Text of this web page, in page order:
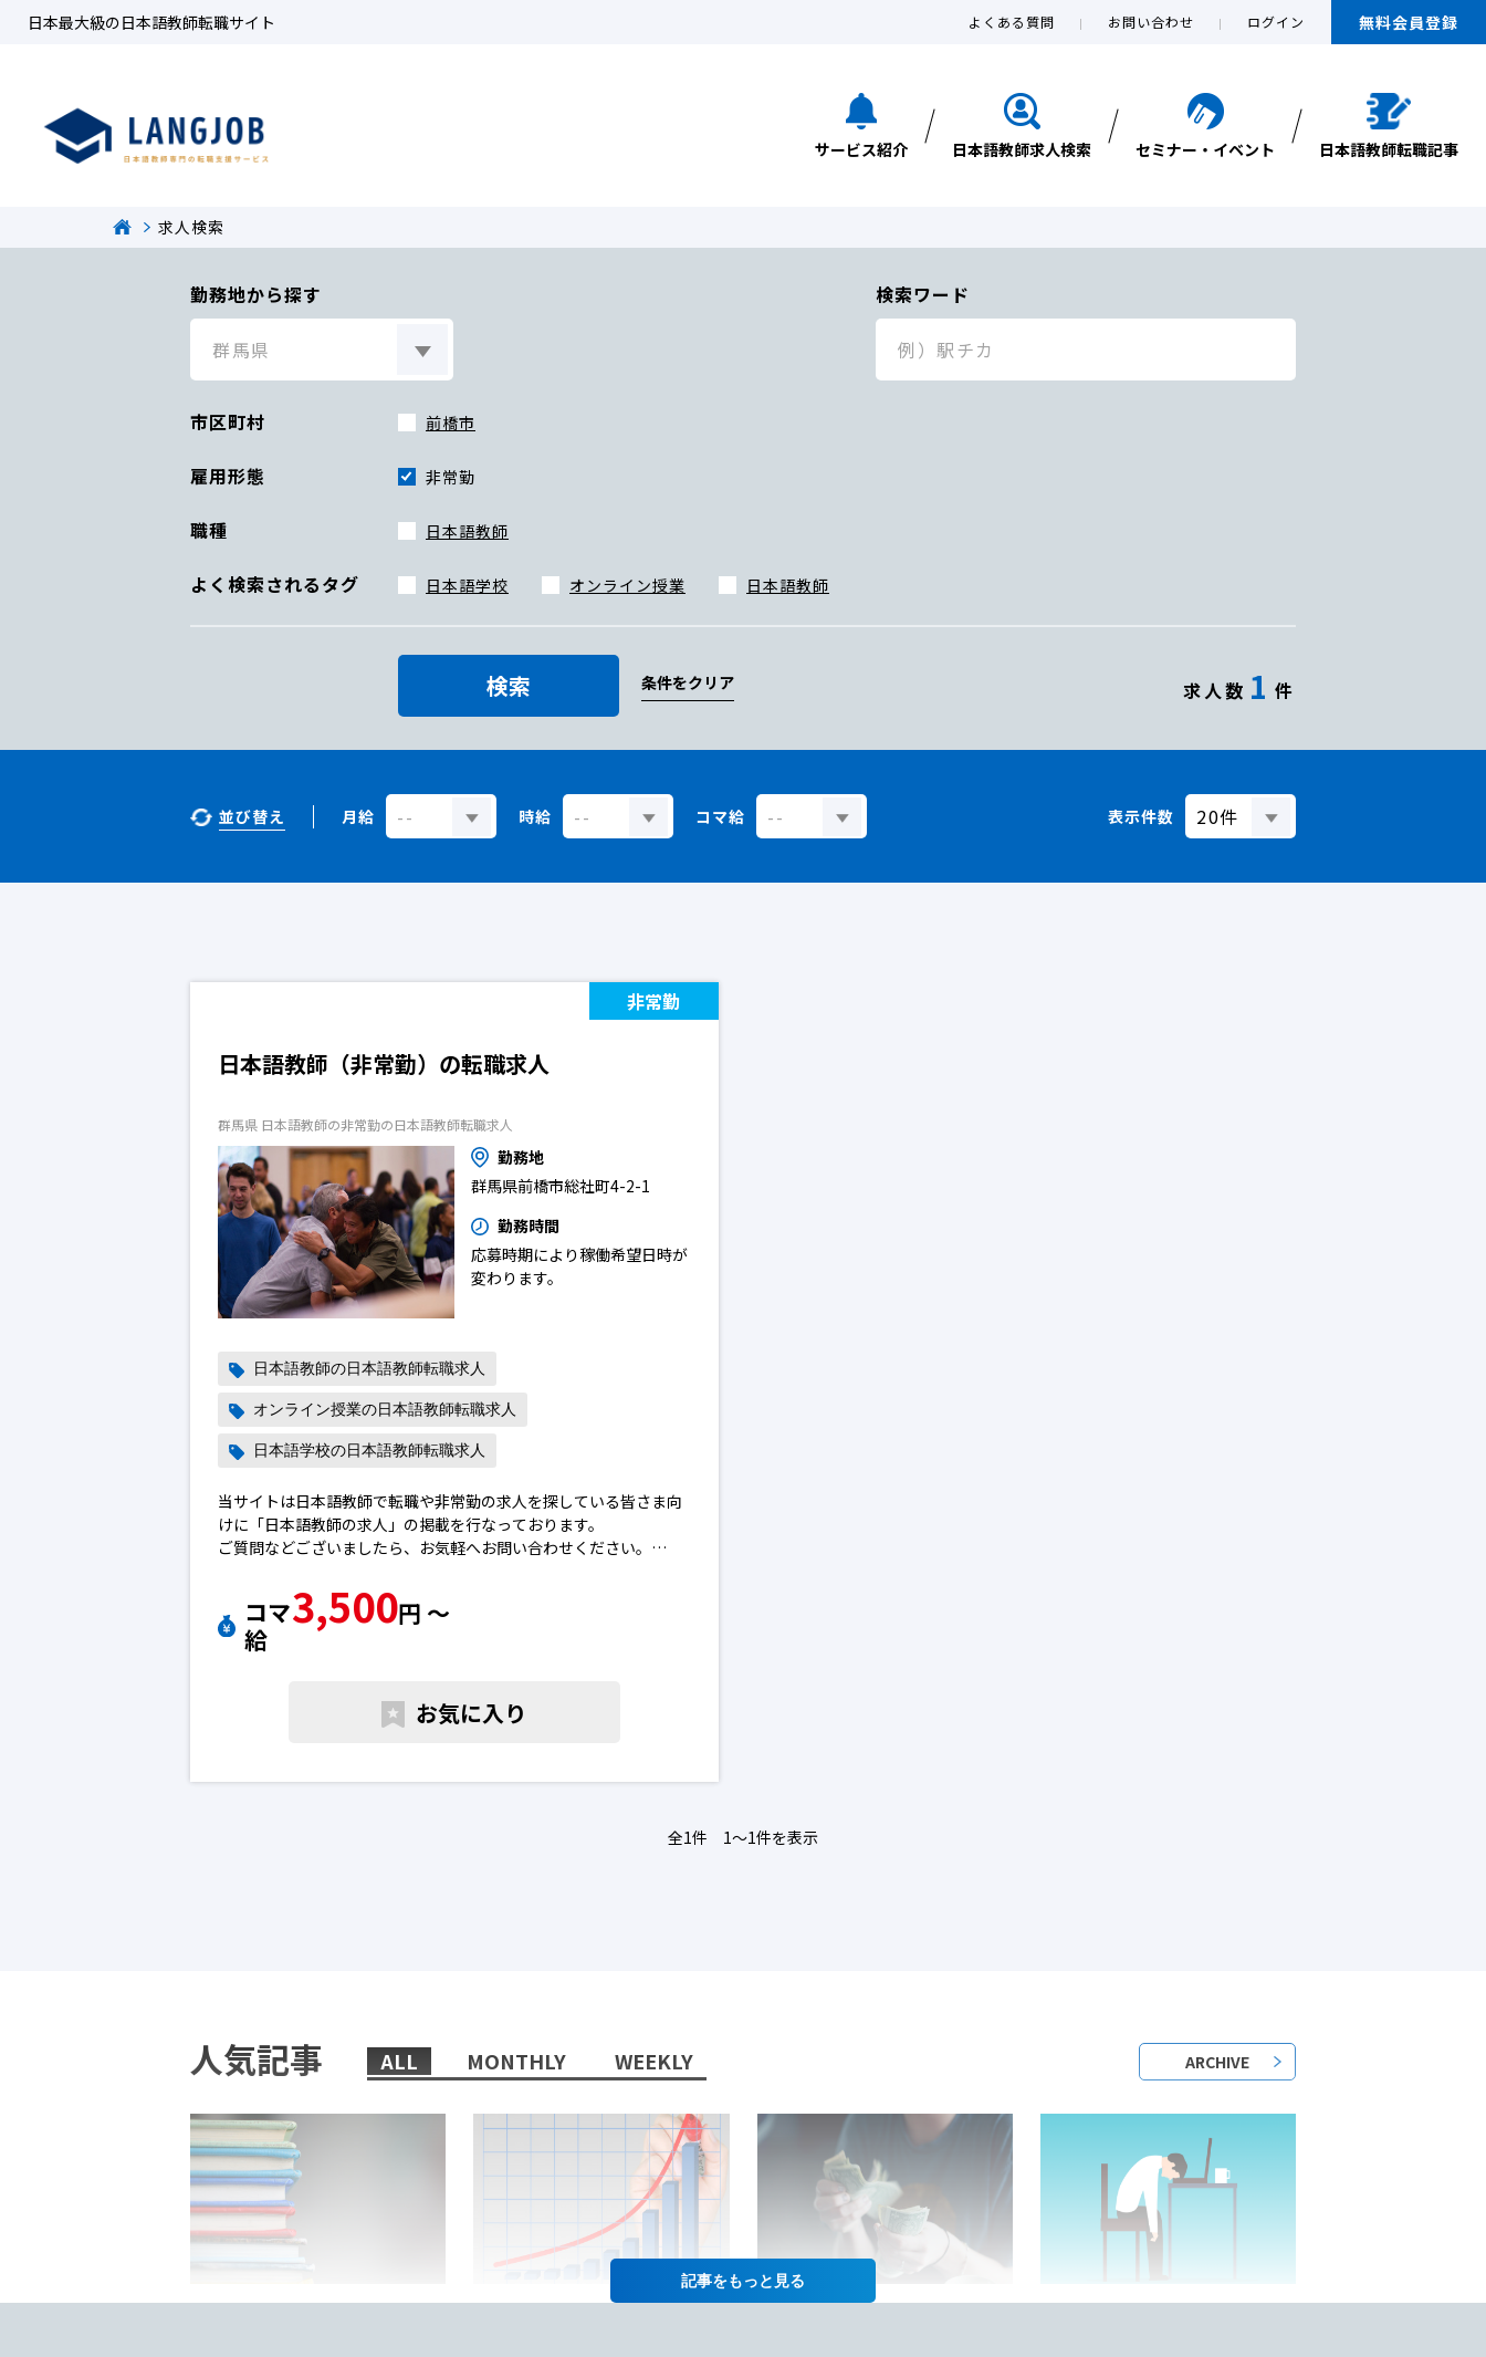
日本最大級の日本語教師転職サイト よくある質問 お問い合わせ ログイン 無料会員登録
サービス紹介 日本語教師求人検索 セミナー・イベント 日本語教師転職記事
求人検索
勤務地から探す 検索ワード
市区町村 前橋市
雇用形態 非常勤
職種 日本語教師
よく検索されるタグ 日本語学校 オンライン授業 日本語教師
検索 条件をクリア 求人数 1 件
並び替え 月給 時給 コマ給 表示件数
非常勤
日本語教師（非常勤）の転職求人
群馬県 日本語教師の非常勤の日本語教師転職求人
勤務地
群馬県前橋市総社町4-2-1
勤務時間
応募時期により稼働希望日時が
変わります。
日本語教師の日本語教師転職求人
オンライン授業の日本語教師転職求人
日本語学校の日本語教師転職求人
当サイトは日本語教師で転職や非常勤の求人を探している皆さま向
けに「日本語教師の求人」の掲載を行なっております。
ご質問などございましたら、お気軽へお問い合わせください。
※求人によっては募集が終了している場合がございます。予めご了承
下さい。日本語教師の転職求人
コマ
給
3,500円 〜
お気に入り
全1件 1〜1件を表示
人気記事 ALL MONTHLY WEEKLY ARCHIVE
記事を